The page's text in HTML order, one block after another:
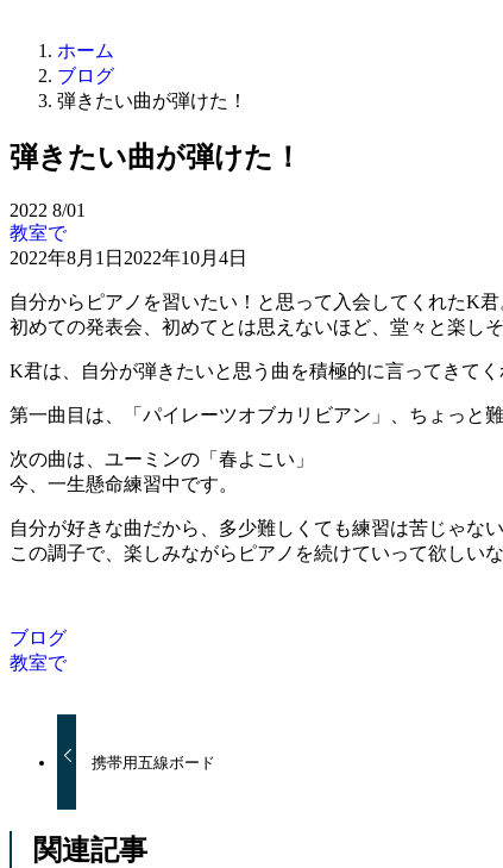
ホーム
ブログ
弾きたい曲が弾けた！
弾きたい曲が弾けた！
2022 8/01
教室で
2022年8月1日 2022年10月4日
自分からピアノを習いたい！と思って入会してくれたK君
初めての発表会、初めてとは思えないほど、堂々と楽し
K君は、自分が弾きたいと思う曲を積極的に言ってきてく
第一曲目は、「パイレーツオブカリビアン」、ちょっと
次の曲は、ユーミンの「春よこい」
今、一生懸命練習中です。
自分が好きな曲だから、多少難しくても練習は苦じゃない
この調子で、楽しみながらピアノを続けていって欲しいな
ブログ
教室で
携帯用五線ボード
関連記事